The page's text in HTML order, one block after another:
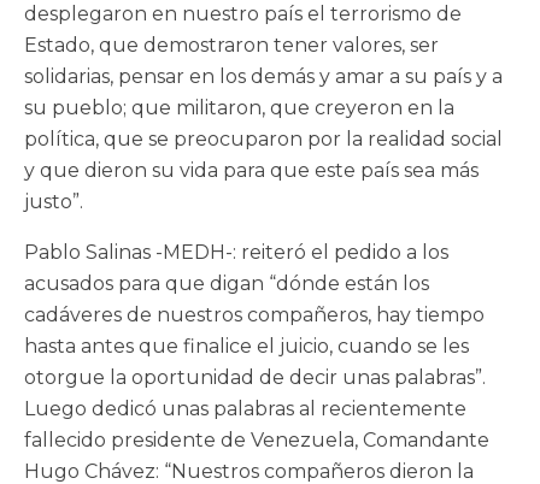
desplegaron en nuestro país el terrorismo de
Estado, que demostraron tener valores, ser
solidarias, pensar en los demás y amar a su país y a
su pueblo; que militaron, que creyeron en la
política, que se preocuparon por la realidad social
y que dieron su vida para que este país sea más
justo”.
Pablo Salinas -MEDH-: reiteró el pedido a los
acusados para que digan “dónde están los
cadáveres de nuestros compañeros, hay tiempo
hasta antes que finalice el juicio, cuando se les
otorgue la oportunidad de decir unas palabras”.
Luego dedicó unas palabras al recientemente
fallecido presidente de Venezuela, Comandante
Hugo Chávez: “Nuestros compañeros dieron la